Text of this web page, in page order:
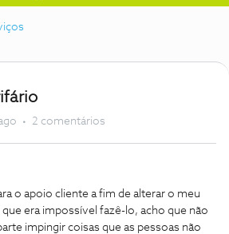
2 comentários
o apoio cliente a fim de alterar o meu
era impossível fazê-lo, acho que não
impingir coisas que as pessoas não